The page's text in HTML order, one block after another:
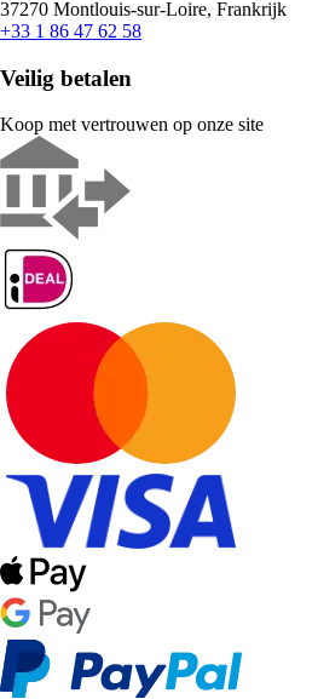
37270 Montlouis-sur-Loire, Frankrijk
+33 1 86 47 62 58
Veilig betalen
Koop met vertrouwen op onze site